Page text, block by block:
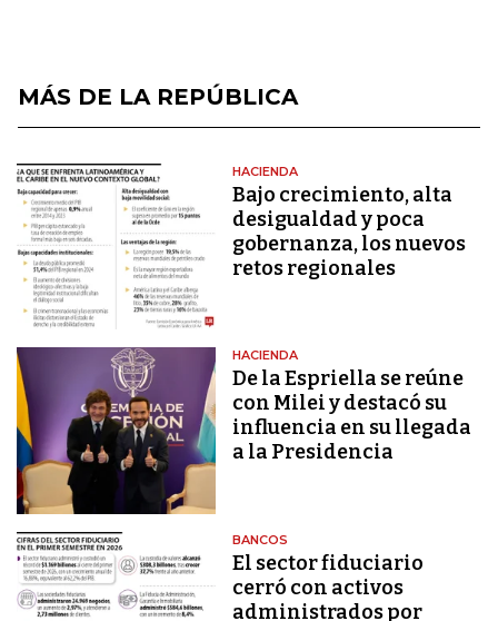
MÁS DE LA REPÚBLICA
HACIENDA
Bajo crecimiento, alta
desigualdad y poca
gobernanza, los nuevos
retos regionales
HACIENDA
De la Espriella se reúne
con Milei y destacó su
influencia en su llegada
a la Presidencia
BANCOS
El sector fiduciario
cerró con activos
administrados por